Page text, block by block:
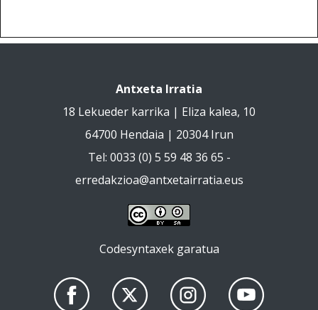
Antxeta Irratia
18 Lekueder karrika | Eliza kalea, 10
64700 Hendaia | 20304 Irun
Tel: 0033 (0) 5 59 48 36 65 -
erredakzioa@antxetairratia.eus
Codesyntaxek garatua